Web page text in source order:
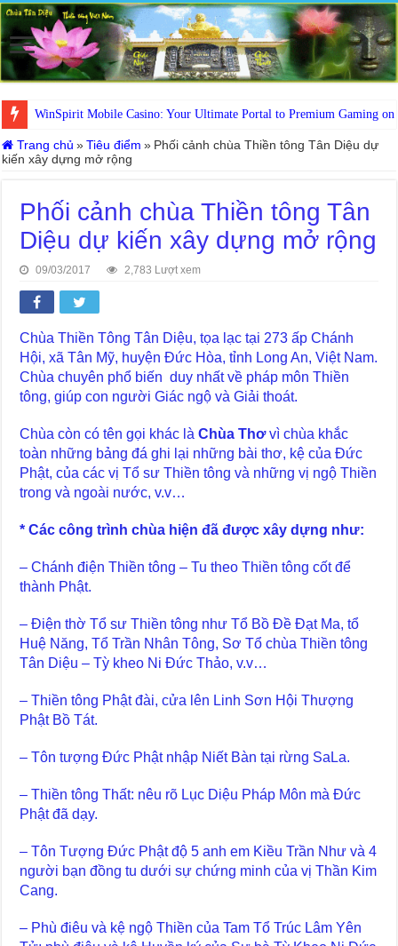
WinSpirit Mobile Casino: Your Ultimate Portal to Premium Gaming on
Trang chủ » Tiêu điểm » Phối cảnh chùa Thiền tông Tân Diệu dự
kiến xây dựng mở rộng
Phối cảnh chùa Thiền tông Tân
Diệu dự kiến xây dựng mở rộng
09/03/2017 2,783 Lượt xem
Chùa Thiền Tông Tân Diệu, tọa lạc tại 273 ấp Chánh
Hội, xã Tân Mỹ, huyện Đức Hòa, tỉnh Long An, Việt Nam.
Chùa chuyên phổ biến duy nhất về pháp môn Thiền
tông, giúp con người Giác ngộ và Giải thoát.
Chùa còn có tên gọi khác làChùa Thơvì chùa khắc
toàn những bảng đá ghi lại những bài thơ, kệ của Đức
Phật, của các vị Tổ sư Thiền tông và những vị ngộ Thiền
trong và ngoài nước, v.v…
* Các công trình chùa hiện đã được xây dựng như:
– Chánh điện Thiền tông – Tu theo Thiền tông cốt để
thành Phật.
– Điện thờ Tổ sư Thiền tông như Tổ Bồ Đề Đạt Ma, tổ
Huệ Năng, Tổ Trần Nhân Tông, Sơ Tổ chùa Thiền tông
Tân Diệu – Tỳ kheo Ni Đức Thảo, v.v…
– Thiền tông Phật đài, cửa lên Linh Sơn Hội Thượng
Phật Bồ Tát.
– Tôn tượng Đức Phật nhập Niết Bàn tại rừng SaLa.
– Thiền tông Thất: nêu rõ Lục Diệu Pháp Môn mà Đức
Phật đã dạy.
– Tôn Tượng Đức Phật độ 5 anh em Kiều Trần Như và 4
người bạn đồng tu dưới sự chứng minh của vị Thần Kim
Cang.
– Phù điêu và kệ ngộ Thiền của Tam Tổ Trúc Lâm Yên